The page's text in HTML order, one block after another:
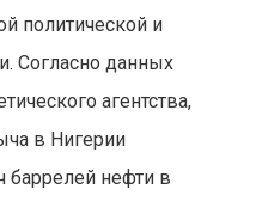
политической и
Согласно данных
агентства,
в Нигерии
баррелей нефти в